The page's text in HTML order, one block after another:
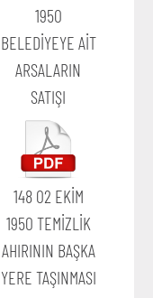
1950
BELEDİYEYE AİT
ARSALARIN
SATIŞI
148 02 EKİM
1950 TEMİZLİK
AHIRININ BAŞKA
YERE TAŞINMASI